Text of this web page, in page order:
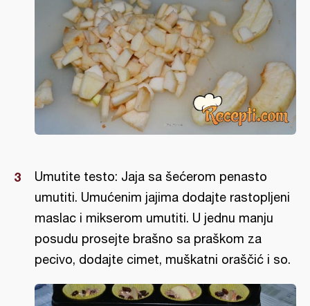
Umutite testo: Jaja sa šećerom penasto
umutiti. Umućenim jajima dodajte rastopljeni
maslac i mikserom umutiti. U jednu manju
posudu prosejte brašno sa praškom za
pecivo, dodajte cimet, muškatni oraščić i so.